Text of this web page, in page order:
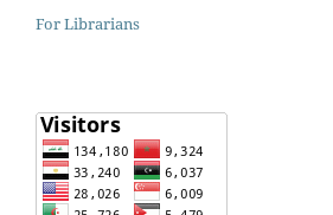
For Librarians